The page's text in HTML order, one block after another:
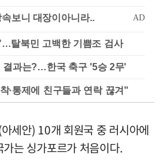
탈북민 고백한 기쁨조 검사
결과는?…한국 축구 '5승 2무'
·통제에 친구들과 연락 끊겨"
세안) 10개 회원국 중 러시아에
는 싱가포르가 처음이다.